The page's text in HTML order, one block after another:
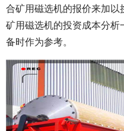
合矿用磁选机的报价来加
矿用磁选机的投资成本分
备时作为参考。